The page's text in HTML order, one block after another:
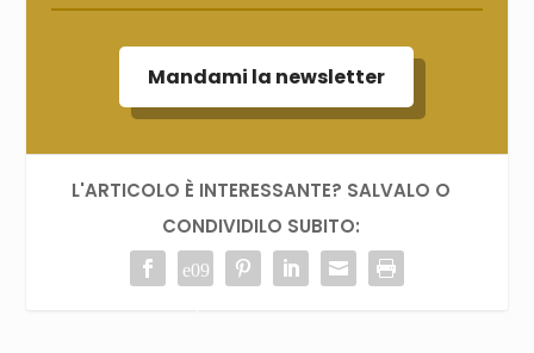
Mandami la newsletter
L'ARTICOLO È INTERESSANTE? SALVALO O
CONDIVIDILO SUBITO: